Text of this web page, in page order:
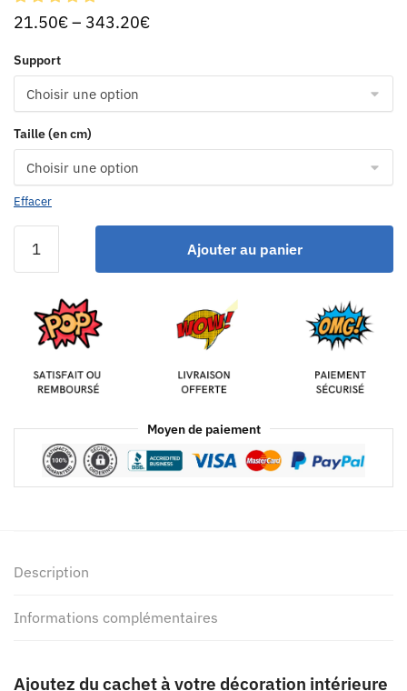
21.50€– 343.20€
Support
Taille (en cm)
Effacer
Ajouter au panier
Moyen de paiement
Description
Informations complémentaires
Ajoutez du cachet à votre décoration intérieure